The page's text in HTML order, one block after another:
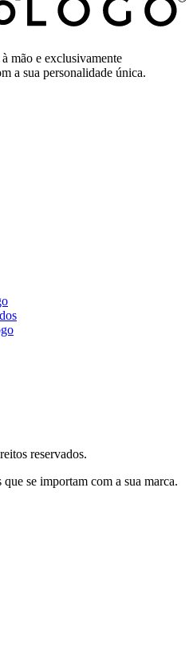
mão e exclusivamente
a sua personalidade única.
reservados.
se importam com a sua marca.